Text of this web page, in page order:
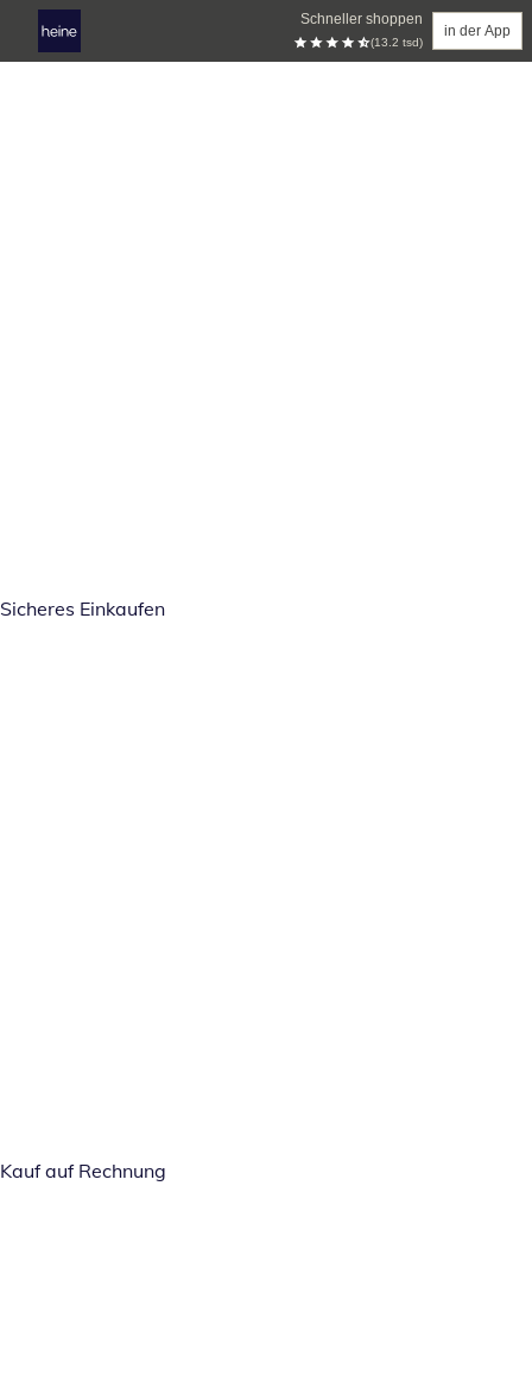
Schneller shoppen
(13.2 tsd)
in der App
Sicheres Einkaufen
Kauf auf Rechnung